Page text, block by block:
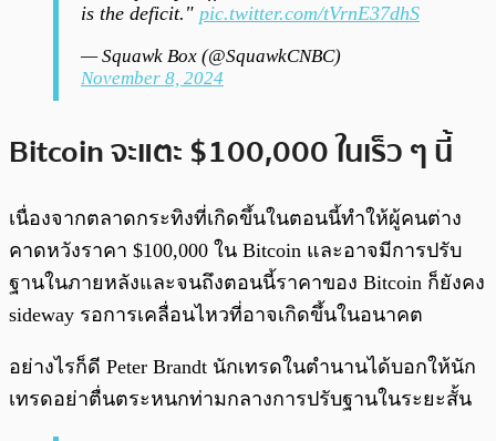
is the deficit." pic.twitter.com/tVrnE37dhS
— Squawk Box (@SquawkCNBC)
November 8, 2024
Bitcoin จะแตะ $100,000 ในเร็ว ๆ นี้
เนื่องจากตลาดกระทิงที่เกิดขึ้นในตอนนี้ทำให้ผู้คนต่าง
คาดหวังราคา $100,000 ใน Bitcoin และอาจมีการปรับ
ฐานในภายหลังและจนถึงตอนนี้ราคาของ Bitcoin ก็ยังคง
sideway รอการเคลื่อนไหวที่อาจเกิดขึ้นในอนาคต
อย่างไรก็ดี Peter Brandt นักเทรดในตำนานได้บอกให้นัก
เทรดอย่าตื่นตระหนกท่ามกลางการปรับฐานในระยะสั้น